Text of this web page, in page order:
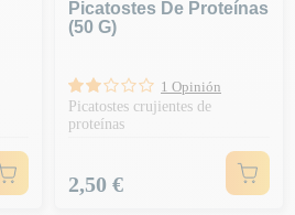
Picatostes De Proteínas
(50 G)
1 Opinión
Picatostes crujientes de
proteínas
Precio
2,50 €